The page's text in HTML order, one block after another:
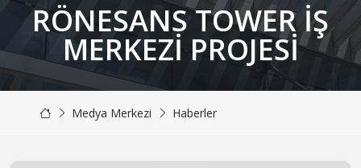
RÖNESANS TOWER İŞ
MERKEZI PROJESI
Medya Merkezi Haberler